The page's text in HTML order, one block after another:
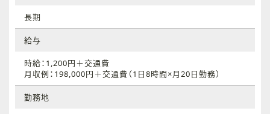
長期
給与
時給：1,200円＋交通費
月収例：198,000円＋交通費（1日8時間×月20日勤務）
勤務地